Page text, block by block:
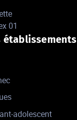
01
établissements
adolescent